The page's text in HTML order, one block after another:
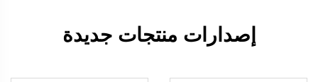
إصدارات منتجات جديدة